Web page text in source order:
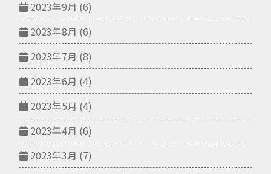
2023年9月 (6)
2023年8月 (6)
2023年7月 (8)
2023年6月 (4)
2023年5月 (4)
2023年4月 (6)
2023年3月 (7)